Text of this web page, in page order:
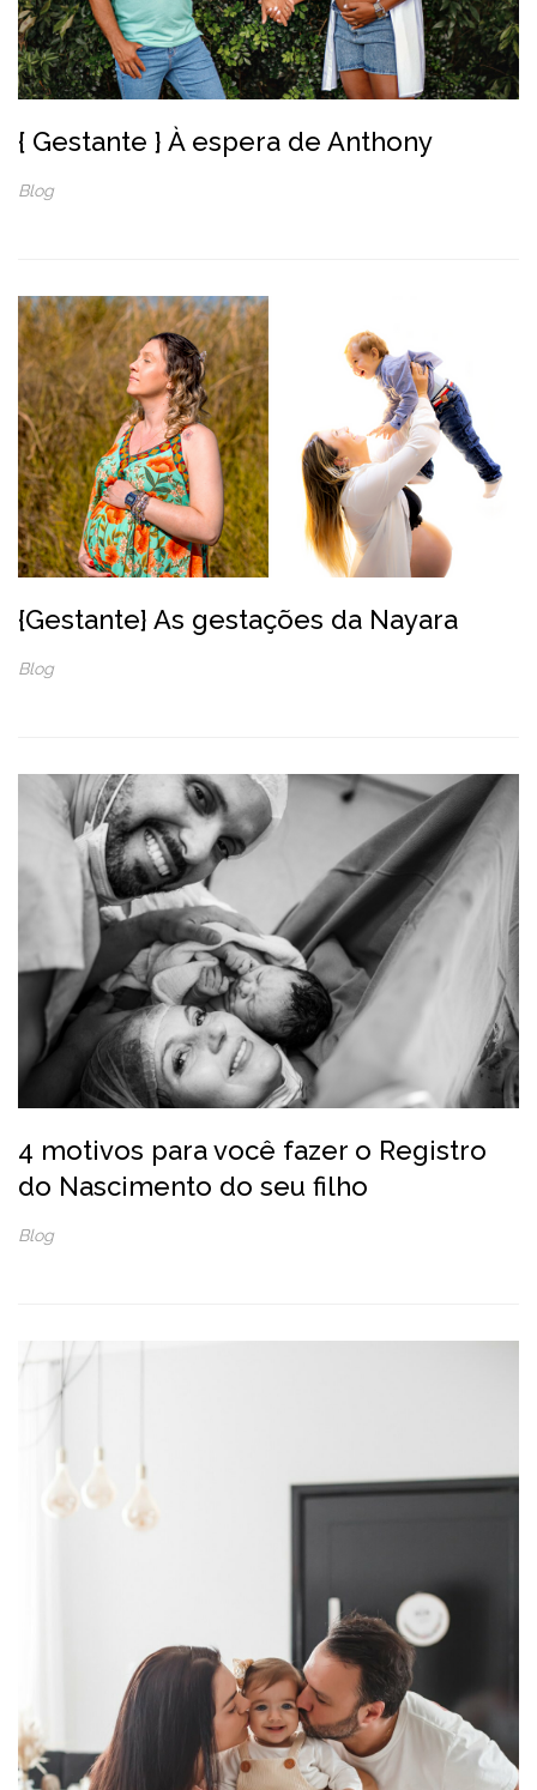
{ Gestante } À espera de Anthony
Blog
{Gestante} As gestações da Nayara
Blog
4 motivos para você fazer o Registro
do Nascimento do seu filho
Blog